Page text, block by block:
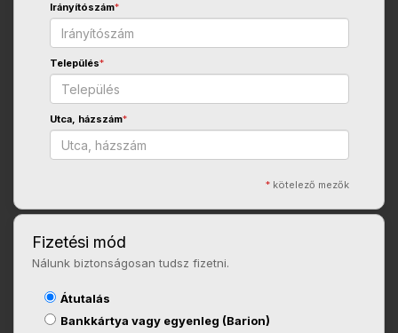
Irányítószám*
Település*
Utca, házszám*
* kötelező mezők
Fizetési mód
Nálunk biztonságosan tudsz fizetni.
Átutalás
Bankkártya vagy egyenleg (Barion)